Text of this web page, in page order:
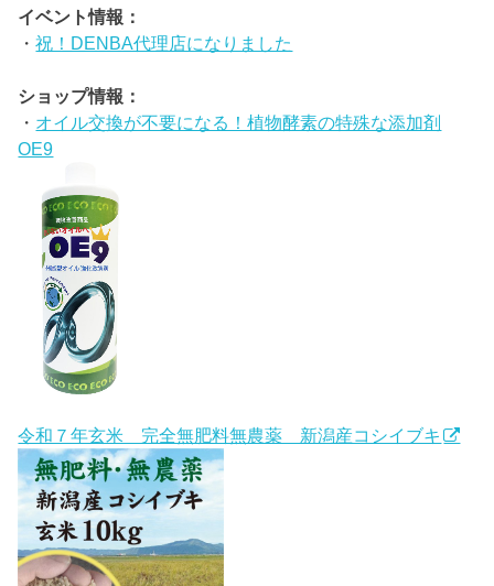
イベント情報：
・祝！DENBA代理店になりました
ショップ情報：
・ オイル交換が不要になる！植物酵素の特殊な添加剤
OE9
令和７年玄米 完全無肥料無農薬 新潟産コシイブキ